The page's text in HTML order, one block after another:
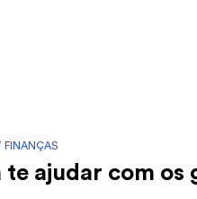
FINANÇAS
te ajudar com os